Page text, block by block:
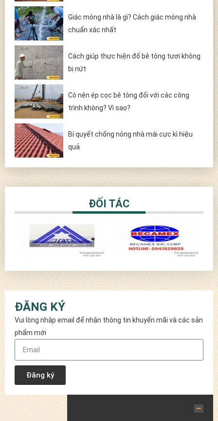
Giác móng nhà là gì? Cách giác móng nhà
chuẩn xác nhất
Cách giúp thực hiện đổ bê tông tươi không
bị nứt
Có nên ép cọc bê tông đối với các công
trình không? Vì sao?
Bí quyết chống nóng nhà mái cực kì hiệu
quả
ĐỐI TÁC
ĐĂNG KÝ
Vui lòng nhập email để nhận thông tin khuyến mãi và các sản
phẩm mới
Đăng ký